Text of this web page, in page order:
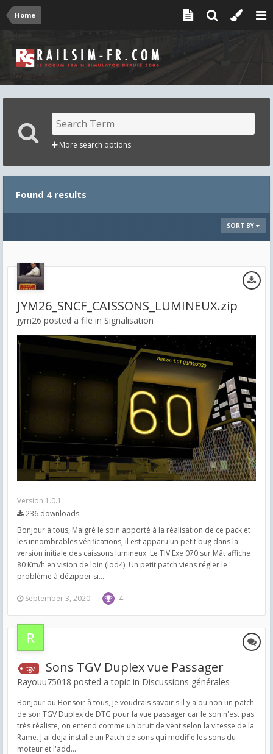
Home
More search options
Found 4 results
SORT BY
JYM26_SNCF_CAISSONS_LUMINEUX.zip
jym26 posted a file in Signalisation
Version 1.0.1
236 downloads
Bonjour à tous, Malgré le soin apporté à la réalisation de ce pack et
les innombrables vérifications, il est apparu un petit bug dans la
version initiale des caissons lumineux. Le TIV Exe 070 sur Mât affiche
80 Km/h en vision de loin (lod4). Un petit patch viens régler le
problème à dézipper si...
September 3, 2020 4
tgv Sons TGV Duplex vue Passager
Rayouu75018 posted a topic in Discussions générales
Bonjour ou Bonsoir à tous, Je voudrais savoir s'il y a ou non un patch
de son TGV Duplex de DTG pour la vue passager car le son n'est pas
très réaliste, on entend comme un bruit de vent selon la vitesse de la
Rame. J'ai deja installé un Patch de sons qui modifie les sons du
moteur et l'add...